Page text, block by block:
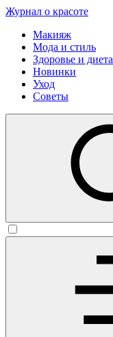
Журнал о красоте
Макияж
Мода и стиль
Здоровье и диета
Новинки
Уход
Советы